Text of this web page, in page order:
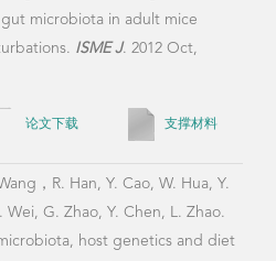
microbiota in adult mice
ISME J. 2012 Oct,
论文下载 支撑材料
，R. Han, Y. Cao, W. Hua, Y.
Wei, G. Zhao, Y. Chen, L. Zhao.
host genetics and diet